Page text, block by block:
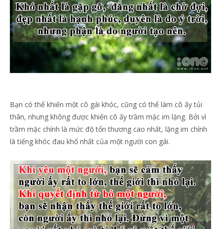
Bạn có thể khiến một cô gái khóc, cũng có thể làm cô ấy tủi
thân, nhưng không được khiến cô ấy trầm mặc im lặng. Bởi vì
trầm mặc chính là mức độ tổn thương cao nhất, lặng im chính
là tiếng khóc đau khổ nhất của một người con gái.